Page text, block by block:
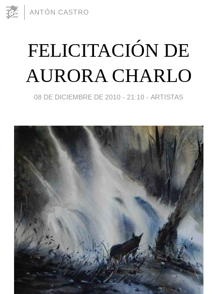
ANTÓN CASTRO
FELICITACIÓN DE
AURORA CHARLO
08 DE DICIEMBRE DE 2010 - 21:10 - ARTISTAS